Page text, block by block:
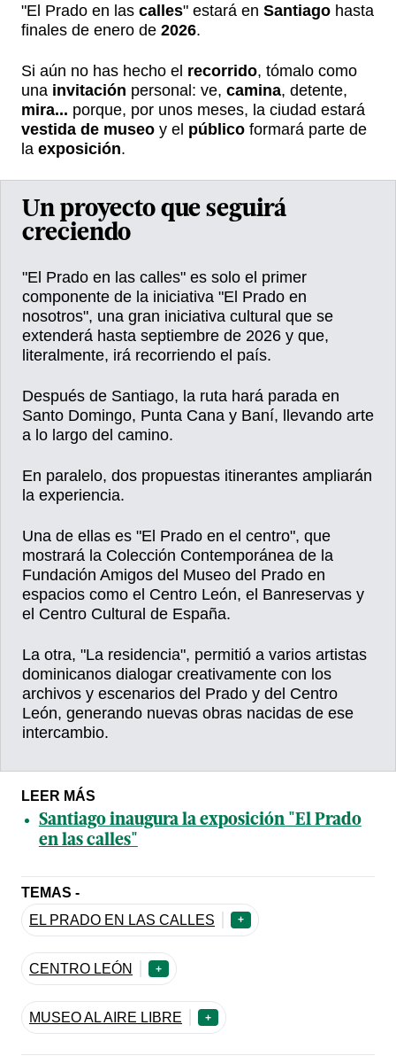
"El Prado en las calles" estará en Santiago hasta
finales de enero de 2026.
Si aún no has hecho el recorrido, tómalo como
una invitación personal: ve, camina, detente,
mira... porque, por unos meses, la ciudad estará
vestida de museo y el público formará parte de
la exposición.
Un proyecto que seguirá
creciendo
"El Prado en las calles" es solo el primer
componente de la iniciativa "El Prado en
nosotros", una gran iniciativa cultural que se
extenderá hasta septiembre de 2026 y que,
literalmente, irá recorriendo el país.
Después de Santiago, la ruta hará parada en
Santo Domingo, Punta Cana y Baní, llevando arte
a lo largo del camino.
En paralelo, dos propuestas itinerantes ampliarán
la experiencia.
Una de ellas es "El Prado en el centro", que
mostrará la Colección Contemporánea de la
Fundación Amigos del Museo del Prado en
espacios como el Centro León, el Banreservas y
el Centro Cultural de España.
La otra, "La residencia", permitió a varios artistas
dominicanos dialogar creativamente con los
archivos y escenarios del Prado y del Centro
León, generando nuevas obras nacidas de ese
intercambio.
LEER MÁS
Santiago inaugura la exposición "El Prado
en las calles"
TEMAS -
EL PRADO EN LAS CALLES
+
CENTRO LEÓN +
MUSEO AL AIRE LIBRE +